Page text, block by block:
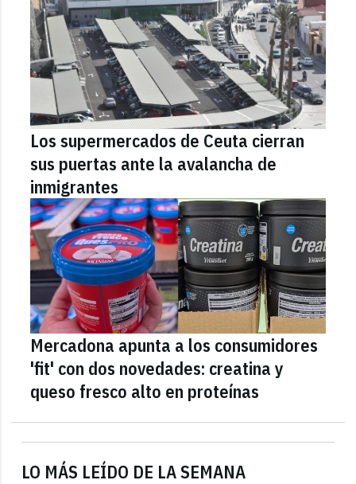
LO MÁS LEÍDO DE LA SEMANA
Los supermercados de Ceuta cierran
sus puertas ante la avalancha de
inmigrantes
Mercadona apunta a los consumidores
'fit' con dos novedades: creatina y
queso fresco alto en proteínas